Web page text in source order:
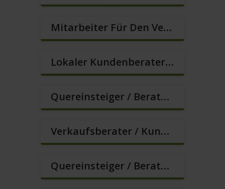
Mitarbeiter Für Den Verkauf / Quereinsteiger (m/w/d)
Lokaler Kundenberater (m/w/d)
Quereinsteiger / Berater Im Vertrieb (m/w/d)
Verkaufsberater / Kundenberater – Mehr Als Ein Job (m/w/d)
Quereinsteiger / Berater Im Vertrieb / Außendienst (m/w/d)